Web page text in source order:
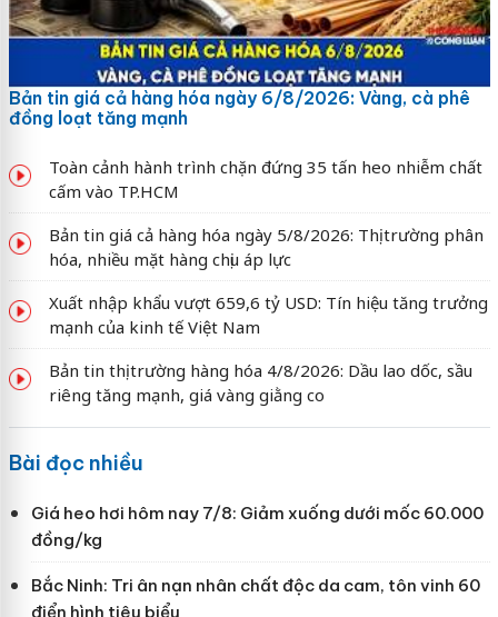
Bản tin giá cả hàng hóa ngày 6/8/2026: Vàng, cà phê
đồng loạt tăng mạnh
Toàn cảnh hành trình chặn đứng 35 tấn heo nhiễm chất
cấm vào TP.HCM
Bản tin giá cả hàng hóa ngày 5/8/2026: Thị trường phân
hóa, nhiều mặt hàng chịu áp lực
Xuất nhập khẩu vượt 659,6 tỷ USD: Tín hiệu tăng trưởng
mạnh của kinh tế Việt Nam
Bản tin thị trường hàng hóa 4/8/2026: Dầu lao dốc, sầu
riêng tăng mạnh, giá vàng giằng co
Bài đọc nhiều
Giá heo hơi hôm nay 7/8: Giảm xuống dưới mốc 60.000
đồng/kg
Bắc Ninh: Tri ân nạn nhân chất độc da cam, tôn vinh 60
điển hình tiêu biểu